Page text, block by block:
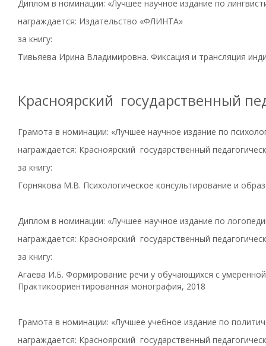
Диплом в номинации: «Лучшее научное издание по
награждается: Издательство «ФЛИНТА»
за книгу:
Тивьяева Ирина Владимировна. Фиксация и трансляция
Красноярский государственный
Грамота в номинации: «Лучшее научное издание по
награждается: Красноярский государственный
за книгу:
Горнякова М.В. Психологическое консультирование и
Диплом в номинации: «Лучшее научное издание по
награждается: Красноярский государственный
за книгу:
Агаева И.Б. Формирование речи у обучающихся с
Практикоориентированная монография, 2018
Грамота в номинации: «Лучшее учебное издание по
награждается: Красноярский государственный